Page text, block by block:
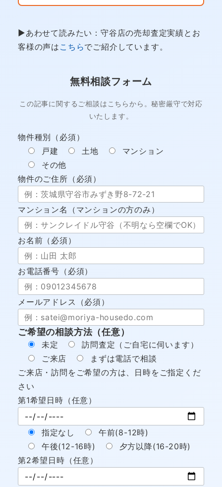
▶あわせて読みたい：守谷店の売却査定実績とお
客様の声は こちらでご紹介しています。
無料相談フォーム
この記事に関するご相談はこちらから。秘密厳守で対応
いたします。
物件種別（必須）
戸建
土地
マンション
その他
物件のご住所（必須）
マンション名（マンションの方のみ）
お名前（必須）
お電話番号（必須）
メールアドレス（必須）
ご希望の相談方法（任意）
未定
訪問査定（ご自宅に伺います）
ご来店
まずは電話で相談
ご来店・訪問をご希望の方は、日時をご指定くだ
さい
第1希望日時（任意）
指定なし
午前(8-12時)
午後(12-16時)
夕方以降(16-20時)
第2希望日時（任意）